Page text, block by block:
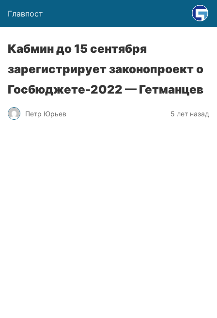
Главпост
Кабмин до 15 сентября
зарегистрирует законопроект о
Госбюджете-2022 — Гетманцев
Петр Юрьев 5 лет назад